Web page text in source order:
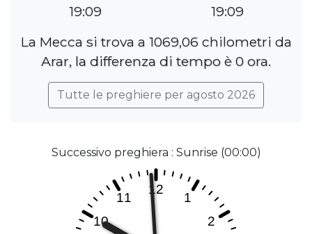
19:09
19:09
La Mecca si trova a 1069,06 chilometri da
Arar, la differenza di tempo è 0 ora.
Tutte le preghiere per agosto 2026
Successivo preghiera : Sunrise (00:00)